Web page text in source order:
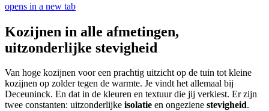
opens in a new tab
Kozijnen in alle afmetingen,
uitzonderlijke stevigheid
Van hoge kozijnen voor een prachtig uitzicht op de tuin tot kleine
kozijnen op zolder tegen de warmte. Je vindt het allemaal bij
Deceuninck. En dat in de kleuren en textuur die jij verkiest. Er zijn
twee constanten: uitzonderlijke isolatie en ongeziene stevigheid.